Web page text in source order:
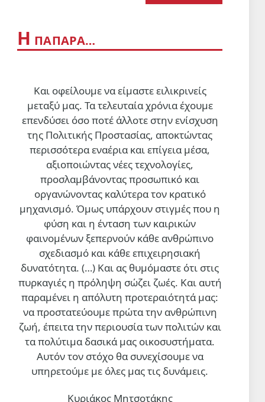
Η ΠΑΠΆΡΑ…
Και οφείλουμε να είμαστε ειλικρινείς
μεταξύ μας. Τα τελευταία χρόνια έχουμε
επενδύσει όσο ποτέ άλλοτε στην ενίσχυση
της Πολιτικής Προστασίας, αποκτώντας
περισσότερα εναέρια και επίγεια μέσα,
αξιοποιώντας νέες τεχνολογίες,
προσλαμβάνοντας προσωπικό και
οργανώνοντας καλύτερα τον κρατικό
μηχανισμό. Όμως υπάρχουν στιγμές που η
φύση και η ένταση των καιρικών
φαινομένων ξεπερνούν κάθε ανθρώπινο
σχεδιασμό και κάθε επιχειρησιακή
δυνατότητα. (…) Και ας θυμόμαστε ότι στις
πυρκαγιές η πρόληψη σώζει ζωές. Και αυτή
παραμένει η απόλυτη προτεραιότητά μας:
να προστατεύουμε πρώτα την ανθρώπινη
ζωή, έπειτα την περιουσία των πολιτών και
τα πολύτιμα δασικά μας οικοσυστήματα.
Αυτόν τον στόχο θα συνεχίσουμε να
υπηρετούμε με όλες μας τις δυνάμεις.
Κυριάκος Μητσοτάκης